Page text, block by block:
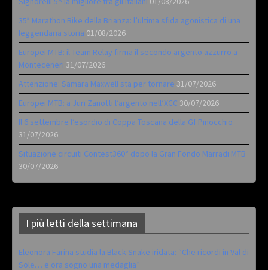
35ª Marathon Bike della Brianza: l’ultima sfida agonistica di una
leggendaria storia 01/08/2026
Europei MTB: il Team Relay firma il secondo argento azzurro a
Monteceneri 31/07/2026
Attenzione: Samara Maxwell sta per tornare 31/07/2026
Europei MTB: a Juri Zanotti l’argento nell’XCC 30/07/2026
Il 6 settembre l’esordio di Coppa Toscana della Gf Pinocchio
31/07/2026
Situazione circuiti Contest360° dopo la Gran Fondo Marradi MTB
30/07/2026
I più letti della settimana
Eleonora Farina studia la Black Snake iridata: “Che ricordi in Val di
Sole… e ora sogno una medaglia”